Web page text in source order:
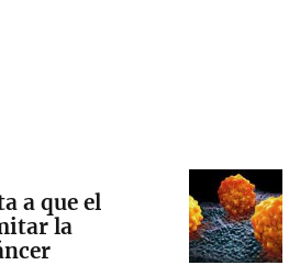
a que el
la